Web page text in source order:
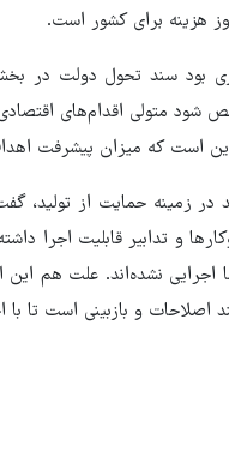
هزینه برای کشور است.
سند تحول دولت در بخش
شود متولی اقدام‌های
این است که میزان پیشرفت
در زمینه حمایت از
و تدابیر قابلیت اجرا
اجرایی نشده‌اند. علت هم
اصلاحات و بازبینی است تا